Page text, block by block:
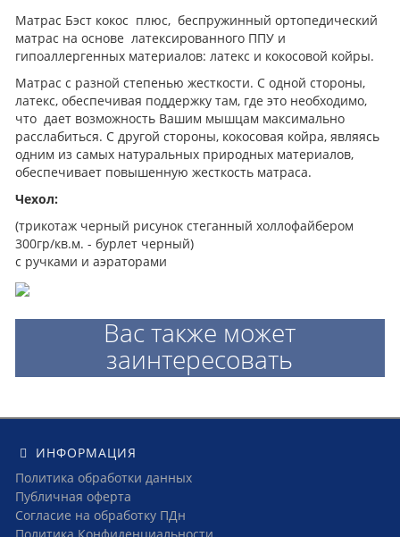
Матрас Бэст кокос плюс, беспружинный ортопедический
матрас на основе латексированного ППУ и
гипоаллергенных материалов: латекс и кокосовой койры.
Матрас с разной степенью жесткости. С одной стороны,
латекс, обеспечивая поддержку там, где это необходимо,
что дает возможность Вашим мышцам максимально
расслабиться. С другой стороны, кокосовая койра, являясь
одним из самых натуральных природных материалов,
обеспечивает повышенную жесткость матраса.
Чехол:
(трикотаж черный рисунок стеганный холлофайбером
300гр/кв.м. - бурлет черный)
с ручками и аэраторами
Вас также может
заинтересовать
ИНФОРМАЦИЯ
Политика обработки данных
Публичная оферта
Согласие на обработку ПДн